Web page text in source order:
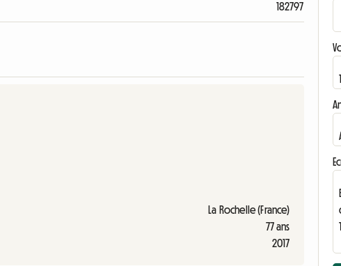
182797
La Rochelle (France)
77 ans
2017